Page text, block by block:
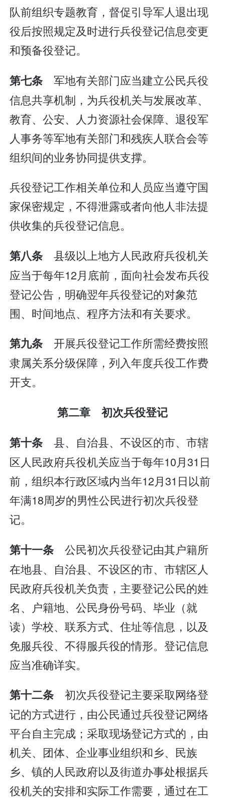
队前组织专题教育，督促引导军人退出现
役后按照规定及时进行兵役登记信息变更
和预备役登记。
第七条军地有关部门应当建立公民兵役
信息共享机制，为兵役机关与发展改革、
教育、公安、人力资源社会保障、退役军
人事务等军地有关部门和残疾人联合会等
组织间的业务协同提供支撑。
兵役登记工作相关单位和人员应当遵守国
家保密规定，不得泄露或者向他人非法提
供收集的兵役登记信息。
第八条县级以上地方人民政府兵役机关
应当于每年12月底前，面向社会发布兵役
登记公告，明确翌年兵役登记的对象范
围、时间地点、程序方法和有关要求。
第九条开展兵役登记工作所需经费按照
隶属关系分级保障，列入年度兵役工作费
开支。
第二章 初次兵役登记
第十条县、自治县、不设区的市、市辖
区人民政府兵役机关应当于每年10月31日
前，组织本行政区域内当年12月31日以前
年满18周岁的男性公民进行初次兵役登
记。
第十一条公民初次兵役登记由其户籍所
在地县、自治县、不设区的市、市辖区人
民政府兵役机关负责，主要登记公民的姓
名、户籍地、公民身份号码、毕业（就
读）学校、联系方式、住址等信息，以及
免服兵役、不得服兵役的情形。登记信息
应当准确详实。
第十二条初次兵役登记主要采取网络登
记的方式进行，由公民通过兵役登记网络
平台自主完成；采取现场登记方式的，由
机关、团体、企业事业组织和乡、民族
乡、镇的人民政府以及街道办事处根据兵
役机关的安排和实际工作需要，通过在工